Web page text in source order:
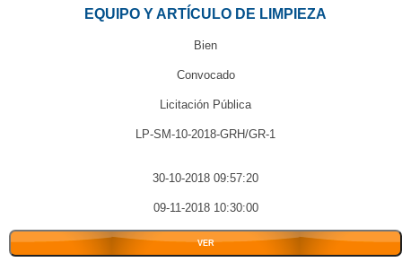
EQUIPO Y ARTÍCULO DE LIMPIEZA
Bien
Convocado
Licitación Pública
LP-SM-10-2018-GRH/GR-1
30-10-2018 09:57:20
09-11-2018 10:30:00
VER